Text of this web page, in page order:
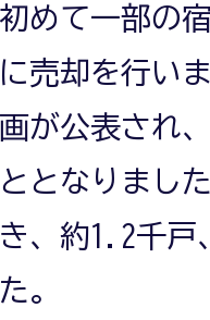
めて一部の
売却を行い
が公表され
となりまし
、約1.2千戸
。